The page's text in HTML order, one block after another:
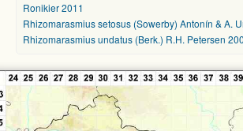
Ronikier 2011
Rhizomarasmius setosus (Sowerby) Antonín & A.
Rhizomarasmius undatus (Berk.) R.H. Petersen